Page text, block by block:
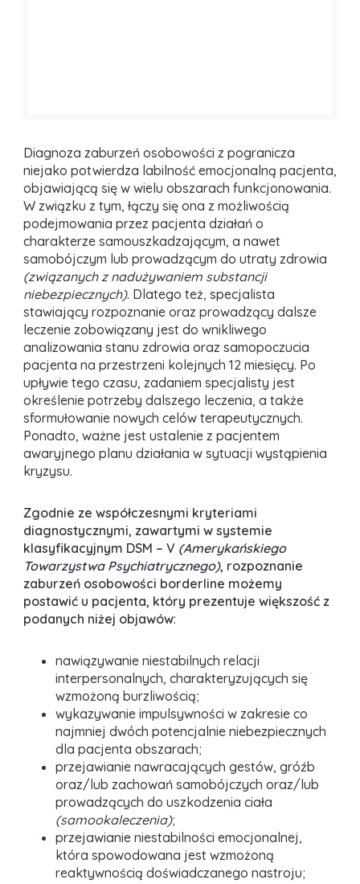
Diagnoza zaburzeń osobowości z pogranicza
niejako potwierdza labilność emocjonalną pacjenta,
objawiającą się w wielu obszarach funkcjonowania.
W związku z tym, łączy się ona z możliwością
podejmowania przez pacjenta działań o
charakterze samouszkadzającym, a nawet
samobójczym lub prowadzącym do utraty zdrowia
(związanych z nadużywaniem substancji
niebezpiecznych). Dlatego też, specjalista
stawiający rozpoznanie oraz prowadzący dalsze
leczenie zobowiązany jest do wnikliwego
analizowania stanu zdrowia oraz samopoczucia
pacjenta na przestrzeni kolejnych 12 miesięcy. Po
upływie tego czasu, zadaniem specjalisty jest
określenie potrzeby dalszego leczenia, a także
sformułowanie nowych celów terapeutycznych.
Ponadto, ważne jest ustalenie z pacjentem
awaryjnego planu działania w sytuacji wystąpienia
kryzysu.
Zgodnie ze współczesnymi kryteriami
diagnostycznymi, zawartymi w systemie
klasyfikacyjnym DSM – V (Amerykańskiego
Towarzystwa Psychiatrycznego), rozpoznanie
zaburzeń osobowości borderline możemy
postawić u pacjenta, który prezentuje większość z
podanych niżej objawów:
nawiązywanie niestabilnych relacji
interpersonalnych, charakteryzujących się
wzmożoną burzliwością;
wykazywanie impulsywności w zakresie co
najmniej dwóch potencjalnie niebezpiecznych
dla pacjenta obszarach;
przejawianie nawracających gestów, gróźb
oraz/lub zachowań samobójczych oraz/lub
prowadzących do uszkodzenia ciała
(samookaleczenia);
przejawianie niestabilności emocjonalnej,
która spowodowana jest wzmożoną
reaktywnością doświadczanego nastroju;